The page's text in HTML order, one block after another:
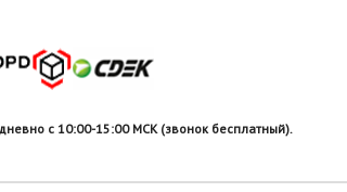
с 10:00-15:00 МСК (звонок бесплатный).